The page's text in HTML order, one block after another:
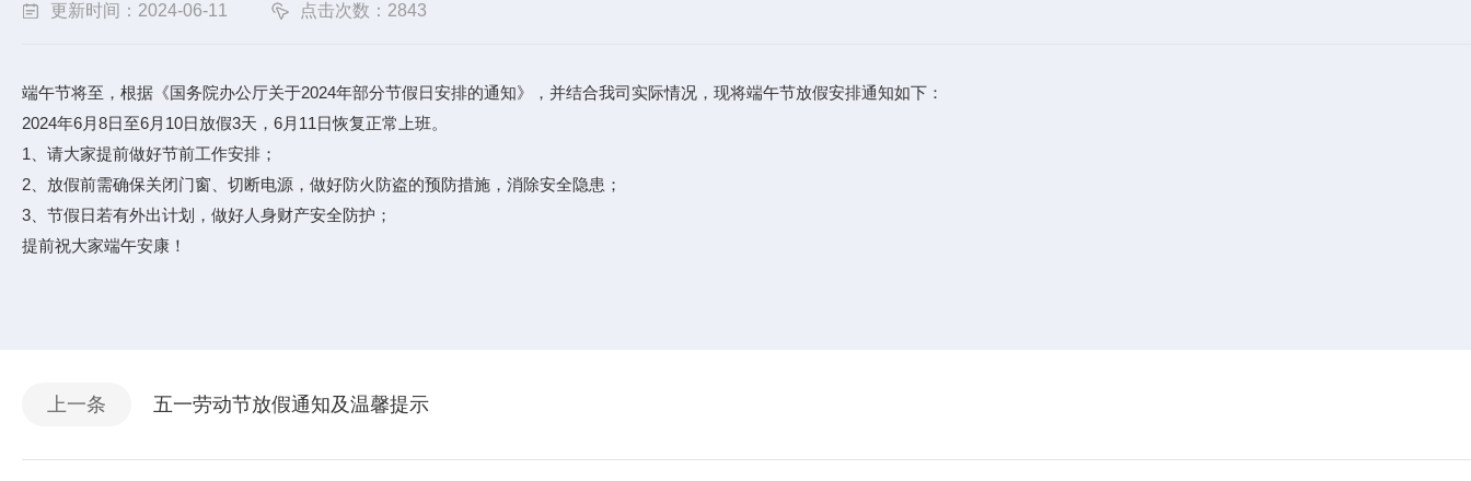
更新时间：2024-06-11 点击次数：2843
端午节将至，根据《国务院办公厅关于2024年部分节假日安排的通知》，并结合我司实际情况，现将端午节放假安排通知如下：
2024年6月8日至6月10日放假3天，6月11日恢复正常上班。
1、请大家提前做好节前工作安排；
2、放假前需确保关闭门窗、切断电源，做好防火防盗的预防措施，消除安全隐患；
3、节假日若有外出计划，做好人身财产安全防护；
提前祝大家端午安康！
上一条 五一劳动节放假通知及温馨提示